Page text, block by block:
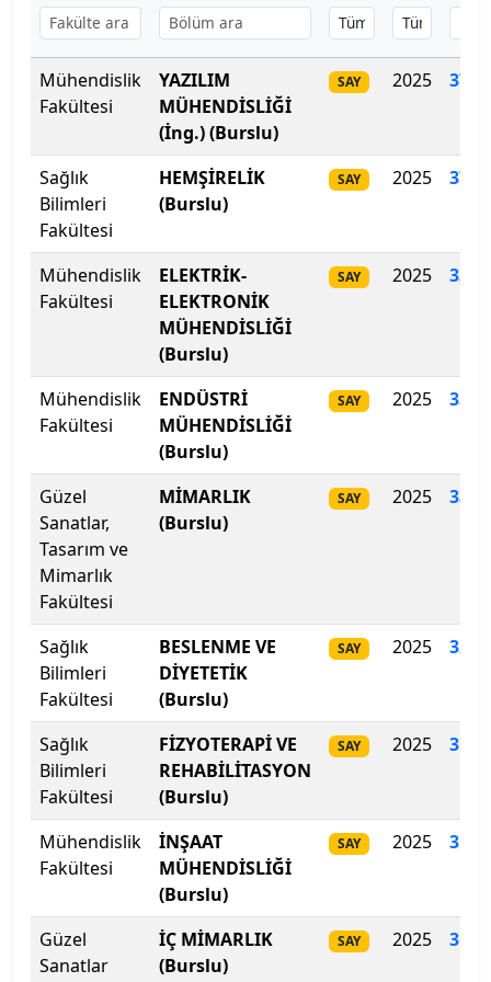
Başkent Üniversitesi
Başkent Üniversitesi
Başkent Üniversitesi
Batman Üniversitesi
Beykoz Üniversitesi
Bezm-İ Alem Vakıf Üniversitesi
Bilecik Şeyh Edebali Üniversitesi
Bingöl Üniversitesi
Biruni Üniversitesi
Bitlis Eren Üniversitesi
Boğaziçi Üniversitesi
Bolu Abant İzzet Baysal Üniversitesi
Burdur Mehmet Akif Ersoy Üniversitesi
Bursa Teknik Üniversitesi
Bursa Uludağ Üniversitesi
Çağ Üniversitesi
Çanakkale Onsekiz Mart Üniversitesi
Mühendislik
Fakültesi
YAZILIM
MÜHENDİSLİĞİ
(İng.) (Burslu)
SAY 2025 378
Sağlık
Bilimleri
Fakültesi
HEMŞİRELİK
(Burslu)
SAY 2025
Mühendislik
Fakültesi
ELEKTRİK-
ELEKTRONİK
MÜHENDİSLİĞİ
(Burslu)
SAY 2025 334
Mühendislik
Fakültesi
ENDÜSTRİ
MÜHENDİSLİĞİ
(Burslu)
SAY 2025 334
Güzel
Sanatlar,
Tasarım ve
Mimarlık
Fakültesi
MİMARLIK
(Burslu)
SAY 2025 334
Sağlık
Bilimleri
Fakültesi
BESLENME VE
DİYETETİK
(Burslu)
SAY 2025 323
Sağlık
Bilimleri
Fakültesi
FİZYOTERAPİ VE
REHABİLİTASYON
(Burslu)
SAY 2025 317
Mühendislik
Fakültesi
İNŞAAT
MÜHENDİSLİĞİ
(Burslu)
SAY 2025 312
Güzel
Sanatlar
İÇ MİMARLIK
(Burslu)
SAY 2025 312